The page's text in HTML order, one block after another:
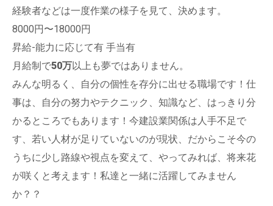
経験者などは一度作業の様子を見て、決めます。
8000円〜18000円
昇給-能力に応じて有 手当有
月給制で50万以上も夢ではありません。
みんな明るく、自分の個性を存分に出せる職場です！仕
事は、自分の努力やテクニック、知識など、はっきり分
かるところでもあります！今建設業関係は人手不足で
す、若い人材が足りていないのが現状、だからこそ今の
うちに少し路線や視点を変えて、やってみれば、将来花
が咲くと考えます！私達と一緒に活躍してみません
か？？